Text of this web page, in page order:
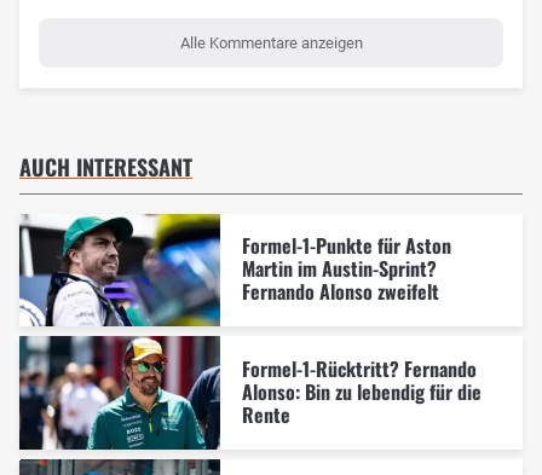
Alle Kommentare anzeigen
AUCH INTERESSANT
Formel-1-Punkte für Aston
Martin im Austin-Sprint?
Fernando Alonso zweifelt
Formel-1-Rücktritt? Fernando
Alonso: Bin zu lebendig für die
Rente